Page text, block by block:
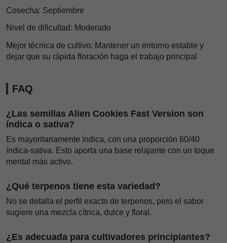
Cosecha: Septiembre
Nivel de dificultad: Moderado
Mejor técnica de cultivo: Mantener un entorno estable y
dejar que su rápida floración haga el trabajo principal
FAQ
¿Las semillas Alien Cookies Fast Version son
índica o sativa?
Es mayoritariamente índica, con una proporción 60/40
índica-sativa. Esto aporta una base relajante con un toque
mental más activo.
¿Qué terpenos tiene esta variedad?
No se detalla el perfil exacto de terpenos, pero el sabor
sugiere una mezcla cítrica, dulce y floral.
¿Es adecuada para cultivadores principiantes?